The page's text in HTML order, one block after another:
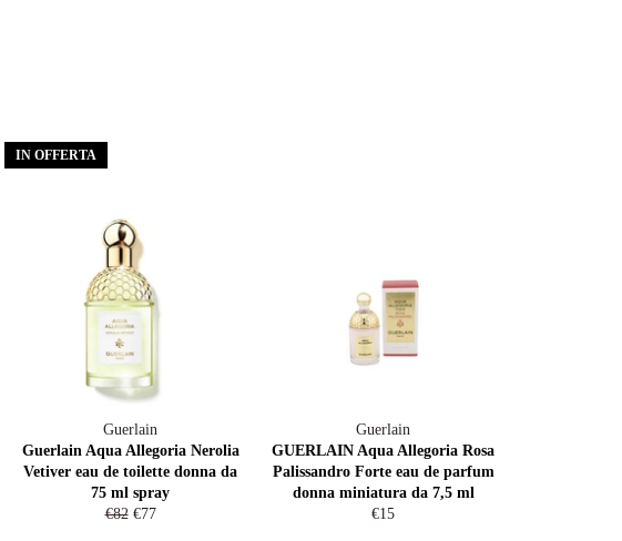
Guerlain
Guerlain Aqua Allegoria Nerolia
Vetiver eau de toilette donna da
75 ml spray
Prezzo
€82 Prezzo
€77
IN OFFERTA
Guerlain
GUERLAIN Aqua Allegoria Rosa
Palissandro Forte eau de parfum
donna miniatura da 7,5 ml
Prezzo
€15